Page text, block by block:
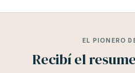
EL PIONERO
Recibí el